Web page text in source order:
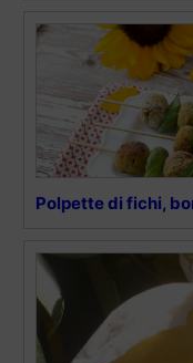
Polpette di fichi,